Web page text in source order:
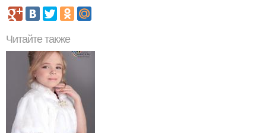
Читайте также